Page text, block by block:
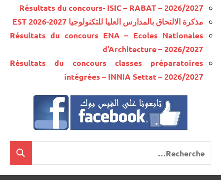
Résultats du concours- ISIC – RABAT – 2026/2027
مذكرة الالتحاق بالمدارس العليا للتكنولوجيا EST 2026-2027
Résultats du concours ENA – Ecoles Nationales
d’Architecture – 2026/2027
Résultats du concours classes préparatoires
intégrées – INNIA Settat – 2026/2027
: